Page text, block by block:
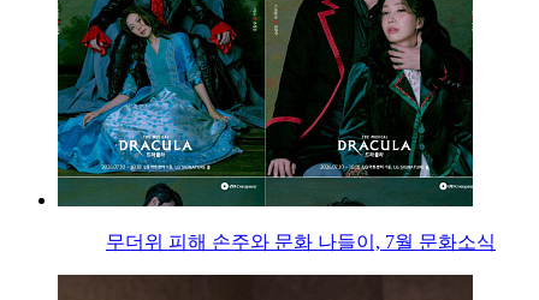
무더위 피해 손주와 문화 나들이, 7월 문화소식